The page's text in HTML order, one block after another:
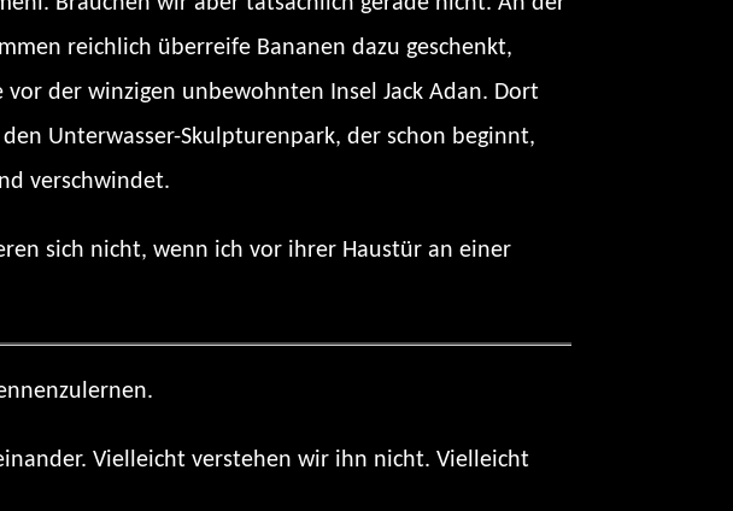
reichlich überreife Bananen dazu geschenkt,
der winzigen unbewohnten Insel Jack Adan. Dort
Unterwasser-Skulpturenpark, der schon beginnt,
verschwindet.
sich nicht, wenn ich vor ihrer Haustür an einer
Vielleicht verstehen wir ihn nicht. Vielleicht